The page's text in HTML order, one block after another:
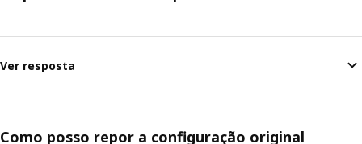
Ver resposta
Como posso repor a configuração original